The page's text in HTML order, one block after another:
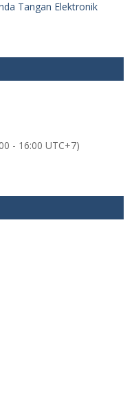
Tangan Elektronik
- 16:00 UTC+7)